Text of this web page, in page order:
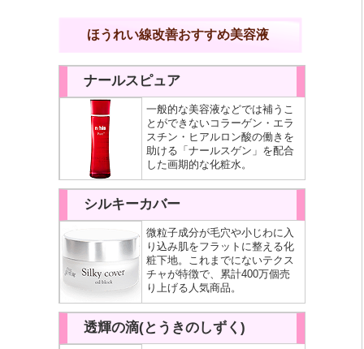
ほうれい線改善おすすめ美容液
ナールスピュア
一般的な美容液などでは補うこ
とができないコラーゲン・エラ
スチン・ヒアルロン酸の働きを
助ける「ナールスゲン」を配合
した画期的な化粧水。
シルキーカバー
微粒子成分が毛穴や小じわに入
り込み肌をフラットに整える化
粧下地。これまでにないテクス
チャが特徴で、累計400万個売
り上げる人気商品。
透輝の滴(とうきのしずく)